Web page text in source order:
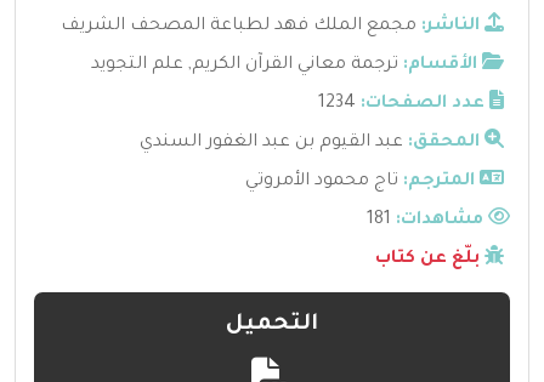
الناشر: مجمع الملك فهد لطباعة المصحف الشريف
الأقسام: ترجمة معاني القرآن الكريم, علم التجويد
عدد الصفحات: 1234
المحقق: عبد القيوم بن عبد الغفور السندي
المترجم: تاج محمود الأمروتي
مشاهدات:
بلّغ عن كتاب
التحميل